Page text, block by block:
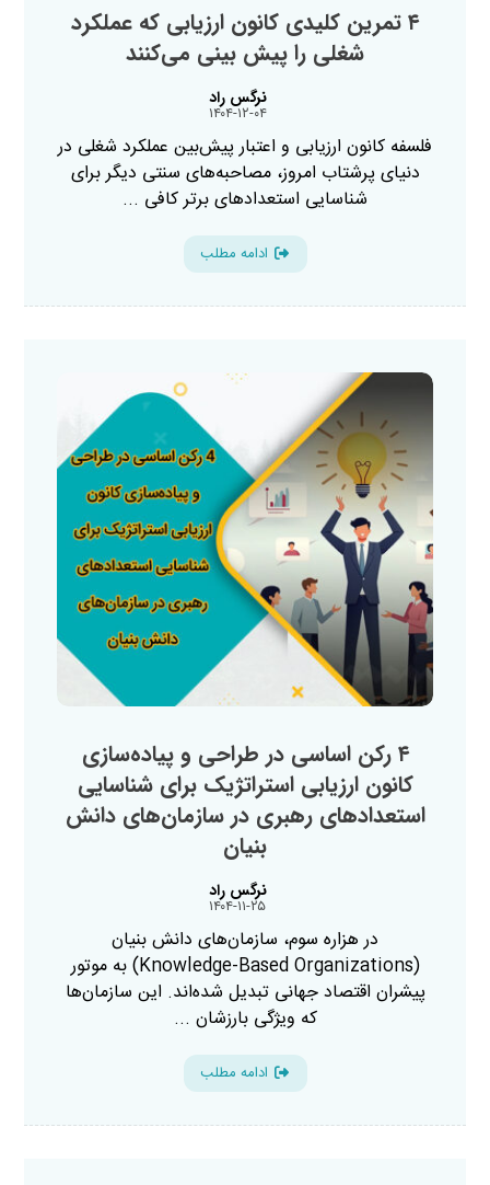
۴ تمرین کلیدی کانون ارزیابی که عملکرد
شغلی را پیش بینی می‌کنند
نرگس راد
۱۴۰۴-۱۲-۰۴
فلسفه کانون ارزیابی و اعتبار پیش‌بین عملکرد شغلی در
دنیای پرشتاب امروز، مصاحبه‌های سنتی دیگر برای
شناسایی استعدادهای برتر کافی ...
ادامه مطلب
۴ رکن اساسی در طراحی و پیاده‌سازی
کانون ارزیابی استراتژیک برای شناسایی
استعدادهای رهبری در سازمان‌های دانش‌
بنیان
نرگس راد
۱۴۰۴-۱۱-۲۵
در هزاره سوم، سازمان‌های دانش‌ بنیان
(Knowledge-Based Organizations) به موتور
پیشران اقتصاد جهانی تبدیل شده‌اند. این سازمان‌ها
که ویژگی بارزشان ...
ادامه مطلب